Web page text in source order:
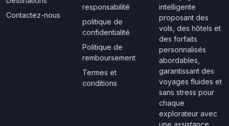
Contactez-nous
responsabilité
politique de
confidentialité
Politique de
remboursement
Termes et
conditions
intelligente
proposant des
vols, des hôtels et
des forfaits
personnalisés
abordables,
garantissant des
voyages fluides et
sans stress pour
chaque
explorateur avec
une assistance